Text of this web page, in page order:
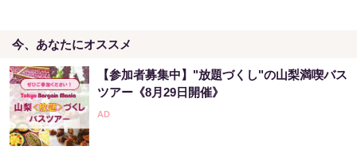
世界トップレベルの元証券マンが暴露「この
方程式を知らないと負け投資家になる」
PR（Acoco.）
今、あなたにオススメ
【参加者募集中】"放題づくし"の山梨満喫バス
ツアー《8月29日開催》